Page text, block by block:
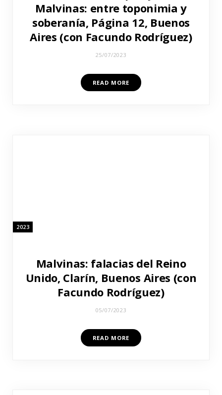
Malvinas: entre toponimia y
soberanía, Página 12, Buenos
Aires (con Facundo Rodríguez)
25/07/2023
READ MORE
2023
Malvinas: falacias del Reino
Unido, Clarín, Buenos Aires (con
Facundo Rodríguez)
05/07/2023
READ MORE